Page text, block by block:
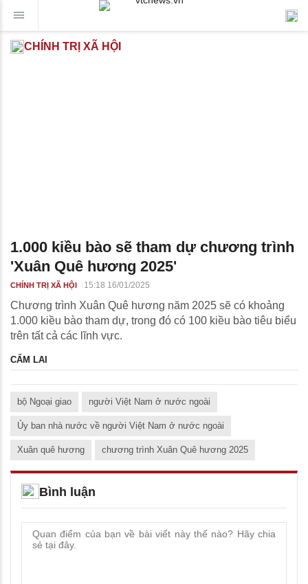
CHÍNH TRỊ XÃ HỘI
1.000 kiều bào sẽ tham dự chương trình
'Xuân Quê hương 2025'
CHÍNH TRỊ XÃ HỘI 15:18 16/01/2025
Chương trình Xuân Quê hương năm 2025 sẽ có khoảng
1.000 kiều bào tham dự, trong đó có 100 kiều bào tiêu biểu
trên tất cả các lĩnh vực.
CẨM LAI
bộ Ngoại giao người Việt Nam ở nước ngoài
Ủy ban nhà nước về người Việt Nam ở nước ngoài
Xuân quê hương chương trình Xuân Quê hương 2025
Bình luận